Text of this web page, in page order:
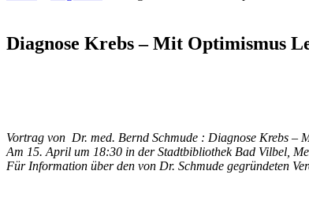
Diagnose Krebs – Mit Optimismus
Vortrag von Dr. med. Bernd Schmude : Diagnose Krebs –
Am 15. April um 18:30 in der Stadtbibliothek Bad Vilbel,
Für Information über den von Dr. Schmude gegründeten